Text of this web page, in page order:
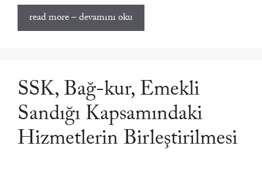
read more – devamını oku
SSK, Bağ-kur, Emekli
Sandığı Kapsamındaki
Hizmetlerin Birleştirilmesi